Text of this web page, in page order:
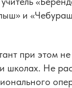
и
при этом
школах. Не